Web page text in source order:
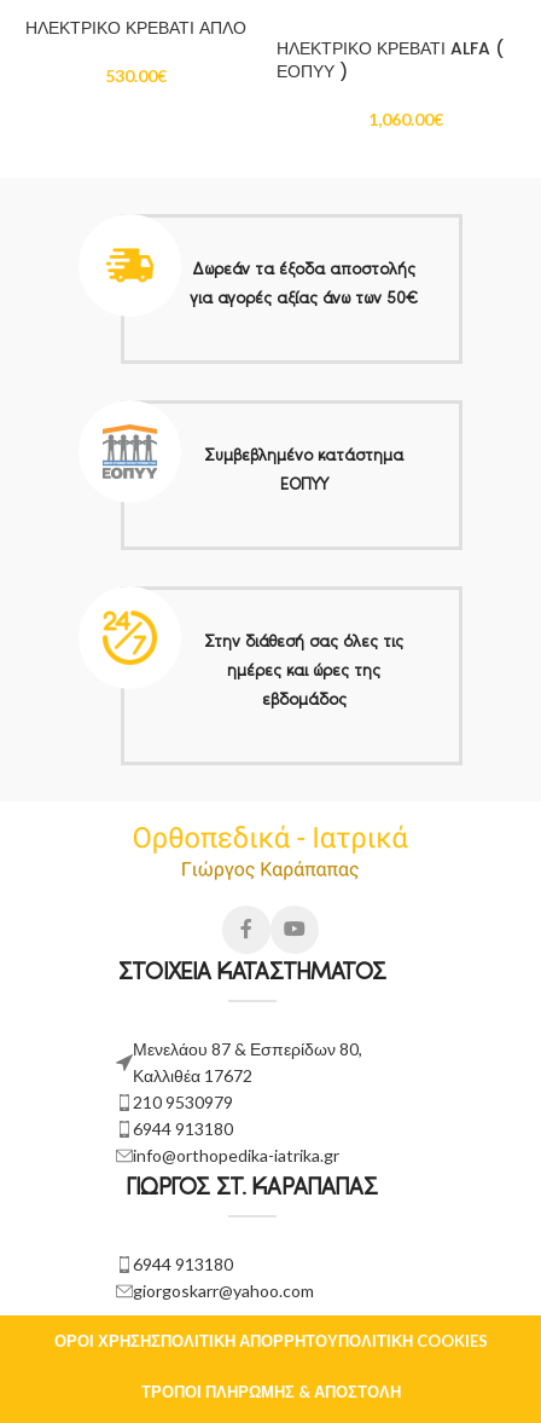
ΗΛΕΚΤΡΙΚΟ ΚΡΕΒΑΤΙ ΑΠΛΟ
530.00€
ΗΛΕΚΤΡΙΚΟ ΚΡΕΒΑΤΙ ALFA (
ΕΟΠΥΥ )
1,060.00€
Δωρεάν τα έξοδα αποστολής
για αγορές αξίας άνω των 50€
Συμβεβλημένο κατάστημα
ΕΟΠΥΥ
Στην διάθεσή σας όλες τις
ημέρες και ώρες της
εβδομάδος
ΣΤΟΙΧΕΙΑ ΚΑΤΑΣΤΗΜΑΤΟΣ
Μενελάου 87 & Εσπερίδων 80,
Καλλιθέα 17672
210 9530979
6944 913180
info@orthopedika-iatrika.gr
ΓΙΩΡΓΟΣ ΣΤ. ΚΑΡΑΠΑΠΑΣ
6944 913180
giorgoskarr@yahoo.com
ΌΡΟΙ ΧΡΉΣΗΣΠΟΛΙΤΙΚΉ ΑΠΟΡΡΉΤΟΥΠΟΛΙΤΙΚΉ COOKIES
ΤΡΌΠΟΙ ΠΛΗΡΩΜΉΣ & ΑΠΟΣΤΟΛΉ